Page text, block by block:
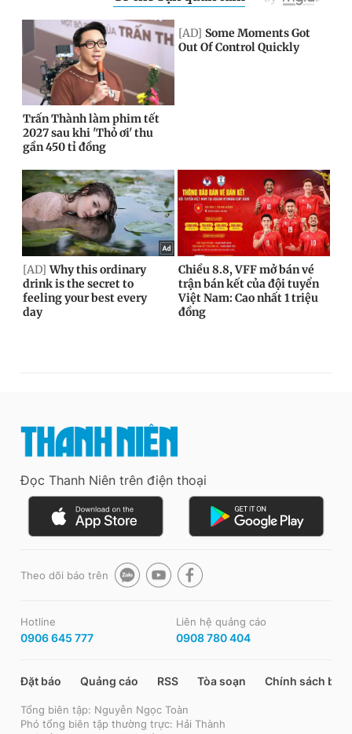
Đọc Thanh Niên trên điện thoại
Theo dõi báo trên
Hotline
0906 645 777
Liên hệ quảng cáo
0908 780 404
Đặt báo Quảng cáo RSS Tòa soạn Chính sách bảo
Tổng biên tập: Nguyễn Ngọc Toàn
Phó tổng biên tập thường trực: Hải Thành